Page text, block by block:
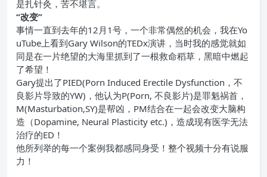
是扎针灸，苦不堪言。
“改变”
事情一直到去年的12月1号，一个非常偶然的机会，我在Yo
uTube上看到Gary Wilson的TEDx演讲，当时我的感觉就如
同是在一片绝望的大海里抓到了一根救命稻草，黑暗中燃起
了希望！
Gary提出了PIED(Porn Induced Erectile Dysfunction，不
良影片导致的YW)，他认为P(Porn, 不良影片)是罪魁祸首，
M(Masturbation,SY)是帮凶，PM结合在一起会改变大脑构
造（Dopamine, Neural Plasticity etc.)，造成现有医学无法
治疗的ED！
他所列举的每一个案例我都感同身受！整个视频十分有说服
力！